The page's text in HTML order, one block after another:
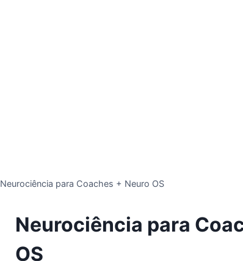
Neurociência para Coaches + Neuro OS
Neurociência para
OS